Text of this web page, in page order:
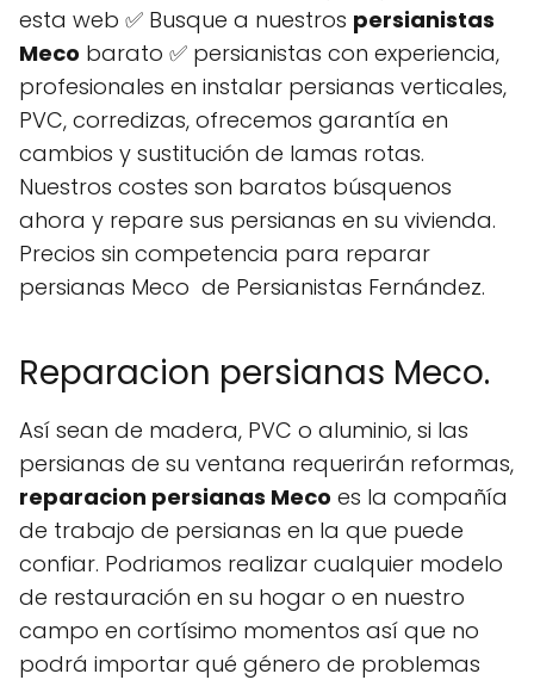
esta web ✅ Busque a nuestros persianistas
Meco barato ✅ persianistas con experiencia,
profesionales en instalar persianas verticales,
PVC, corredizas, ofrecemos garantía en
cambios y sustitución de lamas rotas.
Nuestros costes son baratos búsquenos
ahora y repare sus persianas en su vivienda.
Precios sin competencia para reparar
persianas Meco de Persianistas Fernández.
Reparacion persianas Meco.
Así sean de madera, PVC o aluminio, si las
persianas de su ventana requerirán reformas,
reparacion persianas Meco es la compañía
de trabajo de persianas en la que puede
confiar. Podriamos realizar cualquier modelo
de restauración en su hogar o en nuestro
campo en cortísimo momentos así que no
podrá importar qué género de problemas